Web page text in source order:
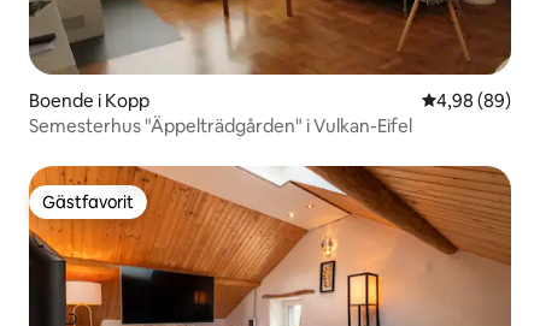
Boende i Kopp 4,98 av 5 i
4,98 (89)
Semesterhus "Äppelträdgården" i Vulkan-Eifel
Gästfavorit
Gästfavorit